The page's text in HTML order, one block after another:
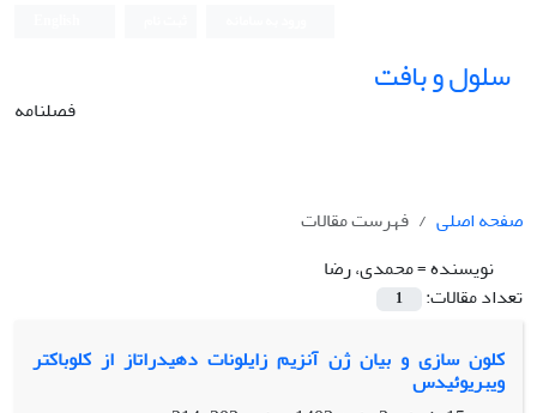
سلول و بافت
فصلنامه
صفحه اصلی
فهرست مقالات
نویسنده =محمدی، رضا
تعداد مقالات:
1
کلون سازی و بیان ژن آنزیم زایلونات دهیدراتاز از کلوباکتر
ویبریوئیدس